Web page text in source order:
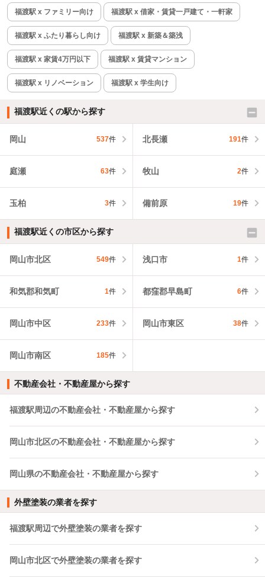
福渡駅 x ファミリー向け 福渡駅 x 借家・賃貸一戸建て・一軒家
福渡駅 x ふたり暮らし向け 福渡駅 x 新築＆築浅
福渡駅 x 家賃4万円以下 福渡駅 x 賃貸マンション
福渡駅 x リノベーション 福渡駅 x 学生向け
福渡駅近くの駅から探す
岡山 537件 北長瀬 191件
庭瀬 63件 牧山 2件
玉柏 3件 備前原 19件
福渡駅近くの市区から探す
岡山市北区 549件 浅口市 1件
和気郡和気町 1件 都窪郡早島町 6件
岡山市中区 233件 岡山市東区 38件
岡山市南区 185件
不動産会社・不動産屋から探す
福渡駅周辺の不動産会社・不動産屋から探す
岡山市北区の不動産会社・不動産屋から探す
岡山県の不動産会社・不動産屋から探す
外壁塗装の業者を探す
福渡駅周辺で外壁塗装の業者を探す
岡山市北区で外壁塗装の業者を探す